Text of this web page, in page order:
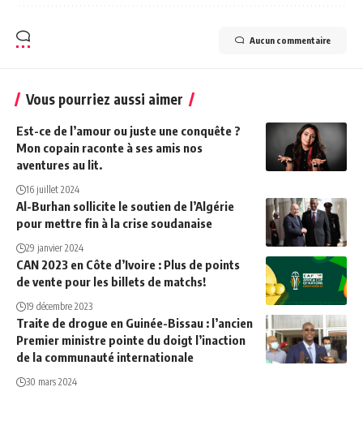
Aucun commentaire
Vous pourriez aussi aimer
Est-ce de l’amour ou juste une conquête ?
Mon copain raconte à ses amis nos
aventures au lit.
16 juillet 2024
Al-Burhan sollicite le soutien de l’Algérie
pour mettre fin à la crise soudanaise
29 janvier 2024
CAN 2023 en Côte d’Ivoire : Plus de points
de vente pour les billets de matchs!
19 décembre 2023
Traite de drogue en Guinée-Bissau : l’ancien
Premier ministre pointe du doigt l’inaction
de la communauté internationale
30 mars 2024